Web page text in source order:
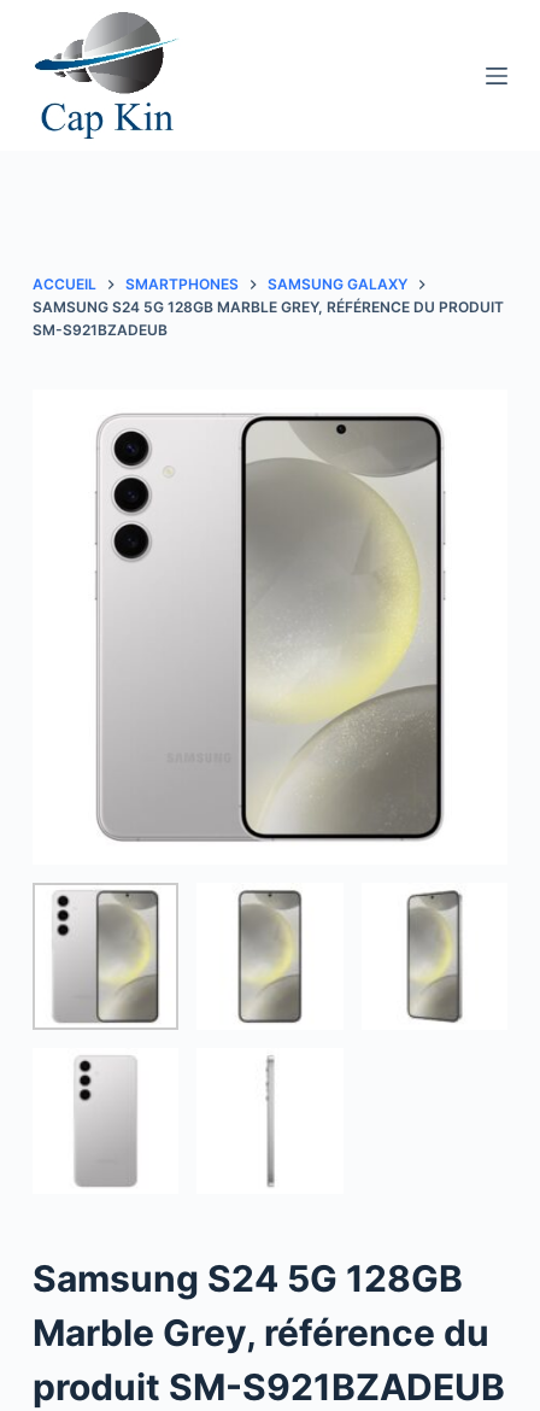
c
o
n
ACCUEIL SMARTPHONES
SAMSUNG GALAXY
SAMSUNG S24 5G 128GB MARBLE GREY, RÉFÉRENCE DU PRODUIT
SM-S921BZADEUB
Samsung S24 5G 128GB
Marble Grey, référence du
produit SM-S921BZADEUB